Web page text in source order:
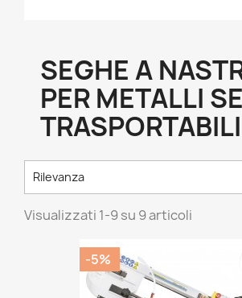
SEGHE A
PER METALLI
TRASPORTABILI
Rilevanza
Visualizzati 1-9 su 9 articoli
-5%